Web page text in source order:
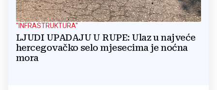
"INFRASTRUKTURA"
LJUDI UPADAJU U RUPE: Ulaz u najveće
hercegovačko selo mjesecima je noćna
mora